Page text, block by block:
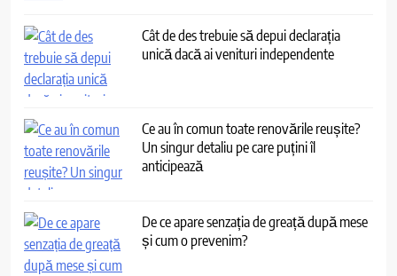
Cât de des trebuie să depui declarația
unică dacă ai venituri independente
Ce au în comun toate renovările reușite?
Un singur detaliu pe care puțini îl
anticipează
De ce apare senzația de greață după mese
și cum o prevenim?